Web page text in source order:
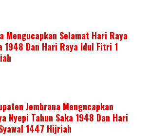
Mengucapkan Selamat Hari Raya
1948 Dan Hari Raya Idul Fitri 1
Jembrana Mengucapkan
Nyepi Tahun Saka 1948 Dan Hari
1447 Hijriah